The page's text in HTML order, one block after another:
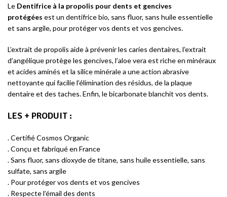
Le Dentifrice à la propolis pour dents et gencives
protégées est un dentifrice bio, sans fluor, sans huile essentielle
et sans argile, pour protéger vos dents et vos gencives.
L’extrait de propolis aide à prévenir les caries dentaires, l’extrait
d’angélique protège les gencives, l’aloe vera est riche en minéraux
et acides aminés et la silice minérale a une action abrasive
nettoyante qui facilie l’élimination des résidus, de la plaque
dentaire et des taches. Enfin, le bicarbonate blanchit vos dents.
LES + PRODUIT :
. Certifié Cosmos Organic
. Conçu et fabriqué en France
. Sans fluor, sans dioxyde de titane, sans huile essentielle, sans
sulfate, sans argile
. Pour protéger vos dents et vos gencives
. Respecte l’émail des dents